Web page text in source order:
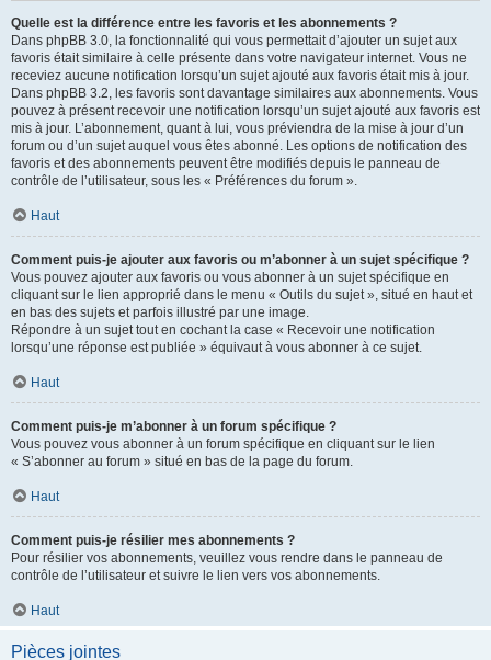
Quelle est la différence entre les favoris et les abonnements ?
Dans phpBB 3.0, la fonctionnalité qui vous permettait d’ajouter un sujet aux
favoris était similaire à celle présente dans votre navigateur internet. Vous ne
receviez aucune notification lorsqu’un sujet ajouté aux favoris était mis à jour.
Dans phpBB 3.2, les favoris sont davantage similaires aux abonnements. Vous
pouvez à présent recevoir une notification lorsqu’un sujet ajouté aux favoris est
mis à jour. L’abonnement, quant à lui, vous préviendra de la mise à jour d’un
forum ou d’un sujet auquel vous êtes abonné. Les options de notification des
favoris et des abonnements peuvent être modifiés depuis le panneau de
contrôle de l’utilisateur, sous les « Préférences du forum ».
Haut
Comment puis-je ajouter aux favoris ou m’abonner à un sujet spécifique ?
Vous pouvez ajouter aux favoris ou vous abonner à un sujet spécifique en
cliquant sur le lien approprié dans le menu « Outils du sujet », situé en haut et
en bas des sujets et parfois illustré par une image.
Répondre à un sujet tout en cochant la case « Recevoir une notification
lorsqu’une réponse est publiée » équivaut à vous abonner à ce sujet.
Haut
Comment puis-je m’abonner à un forum spécifique ?
Vous pouvez vous abonner à un forum spécifique en cliquant sur le lien
« S’abonner au forum » situé en bas de la page du forum.
Haut
Comment puis-je résilier mes abonnements ?
Pour résilier vos abonnements, veuillez vous rendre dans le panneau de
contrôle de l’utilisateur et suivre le lien vers vos abonnements.
Haut
Pièces jointes